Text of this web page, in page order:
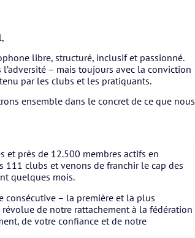
libre, structuré, inclusif et passionné.
– mais toujours avec la conviction
par les clubs et les pratiquants.
ensemble dans le concret de ce que nous
et près de 12.500 membres actifs en
111 clubs et venons de franchir le cap des
quelques mois.
consécutive – la première et la plus
de notre rattachement à la fédération
de votre confiance et de notre